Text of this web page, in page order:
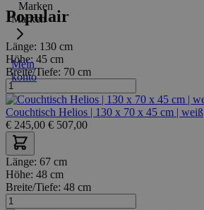
Marken
Mein
konto
Populair
Länge: 130 cm
Höhe: 45 cm
Breite/Tiefe: 70 cm
Couchtisch Helios | 130 x 70 x 45 cm | weiß
€ 245,00 € 507,00
Länge: 67 cm
Höhe: 48 cm
Breite/Tiefe: 48 cm